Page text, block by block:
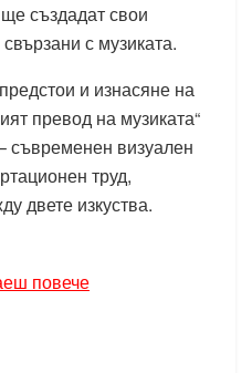
създадат свои
с музиката.
и изнасяне на
превод на музиката“
съвременен визуален
труд,
двете изкуства.